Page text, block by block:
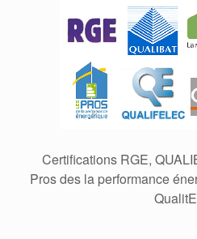
Certifications RGE,
Pros des la performance